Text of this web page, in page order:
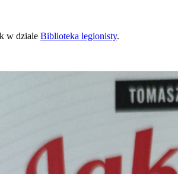
w dziale Biblioteka legionisty.